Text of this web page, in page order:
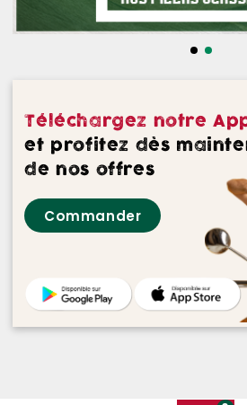
NOS DESSERTS
NOS VINS ROUGES
NOS VINS ROSES
NOS VINS BLANCS
Téléchargez notre
et profitez dès
de nos offres
Commander